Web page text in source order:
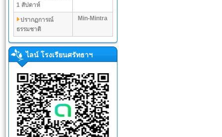
1 สัปดาห์
ปรากฏการณ์
ธรรมชาติ
Min-Mintra
ไลน์ โรงเรียนศรัทธาฯ